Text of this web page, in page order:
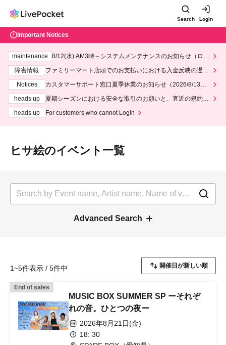
Search Login
Important Notices
maintenance
8/12(水) AM3時～システムメンテナンスのお知らせ（ロー
障害情報
ファミリーマート店頭でのお支払いにおける入金反映の遅延
Notices
カスタマーサポート窓口夏季休業のお知らせ（2026/8/13～2
heads up
夏期シーズンにおける安全な取引のお願いと、直近の規約違
heads up
For customers who cannot Login
ヒサ絵のイベント一覧
Advanced Search
1~5件表示 / 5件中
End of sales
MUSIC BOX SUMMER SP ーそれぞ
れの音。ひとつの夜ー
2026年8月21日(金)
18: 30